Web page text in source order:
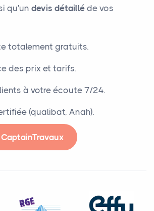
qu'un devis détaillé de vos
totalement gratuits.
des prix et tarifs.
à votre écoute 7/24.
(qualibat, Anah).